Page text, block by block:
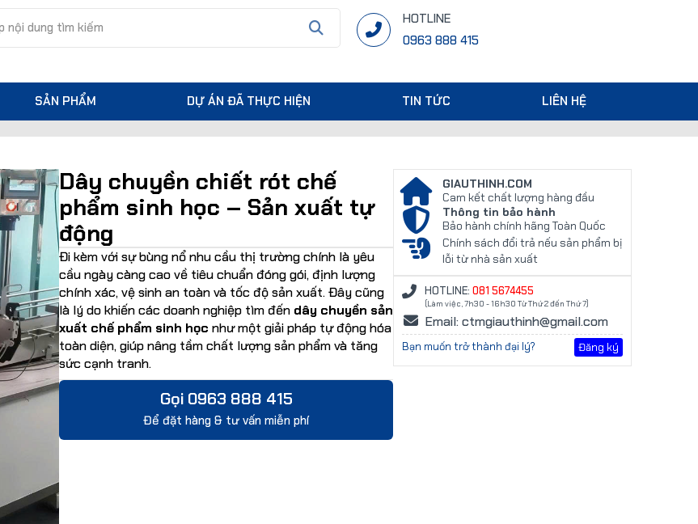
HOTLINE
0963 888 415
SẢN PHẨM DỰ ÁN ĐÃ THỰC HIỆN TIN TỨC LIÊN HỆ
Dây chuyền chiết rót chế
phẩm sinh học – Sản xuất tự
động
Đi kèm với sự bùng nổ nhu cầu thị trường chính là yêu
cầu ngày càng cao về tiêu chuẩn đóng gói, định lượng
chính xác, vệ sinh an toàn và tốc độ sản xuất. Đây cũng
là lý do khiến các doanh nghiệp tìm đến dây chuyền sản
xuất chế phẩm sinh học như một giải pháp tự động hóa
toàn diện, giúp nâng tầm chất lượng sản phẩm và tăng
sức cạnh tranh.
Gọi 0963 888 415
Để đặt hàng & tư vấn miễn phí
GIAUTHINH.COM
Cam kết chất lượng hàng đầu
Thông tin bảo hành
Bảo hành chính hãng Toàn Quốc
Chính sách đổi trả nếu sản phẩm bị
lỗi từ nhà sản xuất
HOTLINE: 081 5674455
(Làm việc, 7h30 - 16h30 Từ Thứ 2 đến Thứ 7)
Email: ctmgiauthinh@gmail.com
Bạn muốn trở thành đại lý? Đăng ký